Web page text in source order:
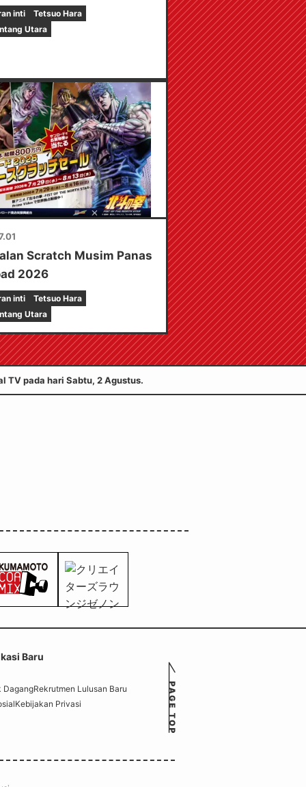
orisinal kami:
& Alas Meja"!
inti
Tetsuo Hara
Utara
Scratch Musim Panas
2026
inti
Tetsuo Hara
Utara
TV pada hari Sabtu, 2 Agustus.
Baru
DagangRekrutmen Lulusan Baru
Kebijakan Privasi